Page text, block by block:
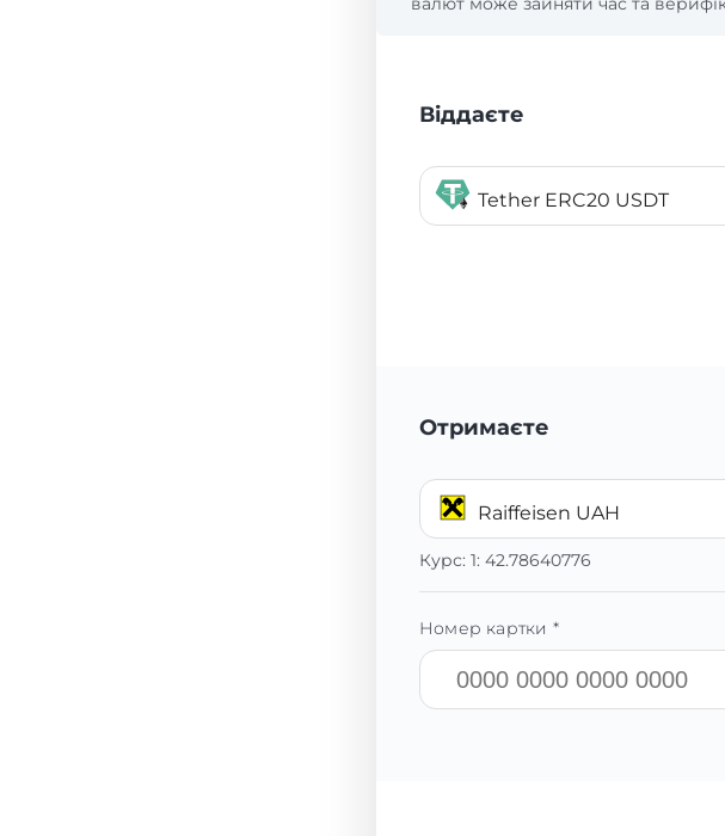
Віддаєте
Tether ERC20 USDT
Отримаєте
Raiffeisen UAH
Курс: 1: 42.78640776
Номер картки *